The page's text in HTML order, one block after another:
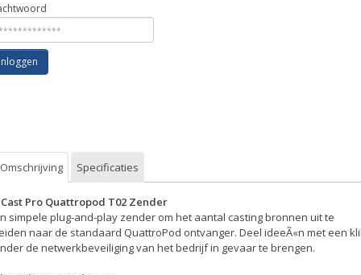
Omschrijving Specificaties
Pro Quattropod T02 Zender
simpele plug-and-play zender om het aantal casting bronnen uit te
naar de standaard QuattroPod ontvanger. Deel ideeÃ«n met een
de netwerkbeveiliging van het bedrijf in gevaar te brengen.